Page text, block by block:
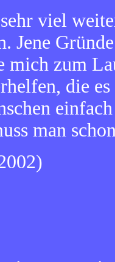
viel
Jene
mich zum
die
man